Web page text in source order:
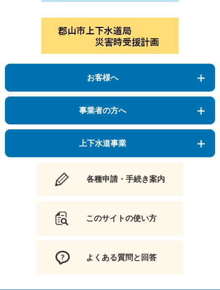
お客様へ
事業者の方へ
上下水道事業
各種申請・手続き案内
このサイトの使い方
よくある質問と回答